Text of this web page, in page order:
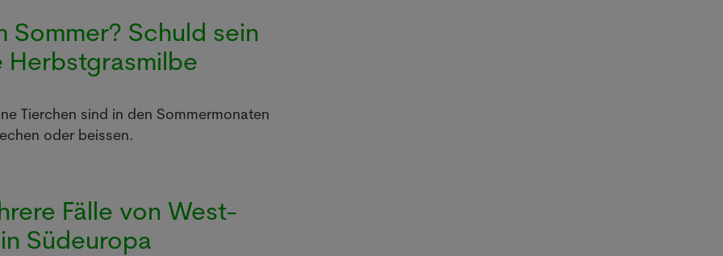
Sommer? Schuld sein
Herbstgrasmilbe
Tierchen sind in den Sommermonaten
oder beissen.
Fälle von West-
Südeuropa